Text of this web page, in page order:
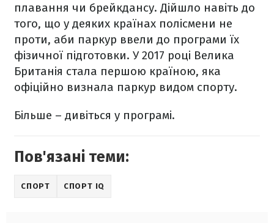
плавання чи брейкдансу. Дійшло навіть до
того, що у деяких країнах полісмени не
проти, аби паркур ввели до програми їх
фізичної підготовки. У 2017 році Велика
Британія стала першою країною, яка
офіційно визнала паркур видом спорту.
Більше – дивіться у програмі.
Пов'язані теми:
СПОРТ СПОРТ IQ